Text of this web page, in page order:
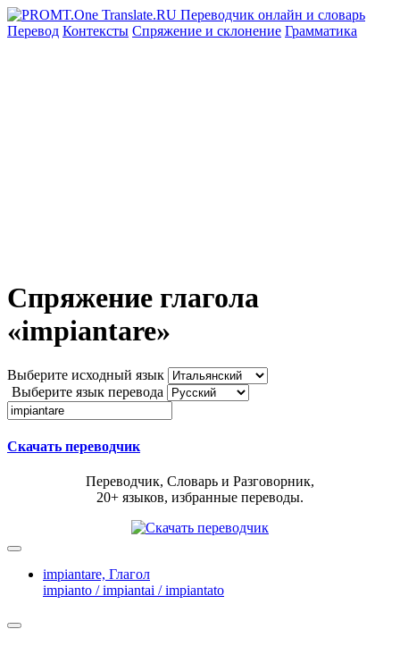
Перевод Контексты Спряжение и склонение Грамматика
Спряжение глагола
«impiantare»
Выберите исходный язык
Выберите язык перевода
Скачать переводчик
Переводчик, Словарь и Разговорник,
20+ языков, избранные переводы.
impiantare, Глагол
impianto / impiantai / impiantato